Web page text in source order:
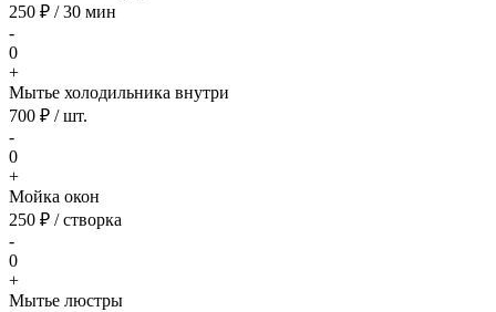
250 ₽ / 30 мин
-
0
+
Мытье холодильника внутри
700 ₽ / шт.
-
0
+
Мойка окон
250 ₽ / створка
-
0
+
Мытье люстры